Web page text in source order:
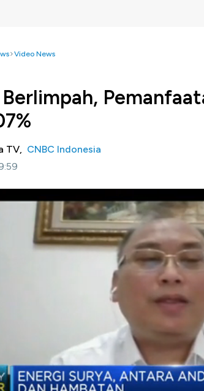
Video News
TV, CNBC Indonesia
Hingga Merauke. Direktur EBTKE
ini pemanfaatannya baru 0,07% atau
dikerjakan PLTS Terapung Cirata dan
pengembangan PLTS RI?
Kementerian ESDM, Chrisnawan Anditya di